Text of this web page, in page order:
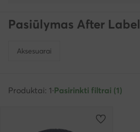
Pasiūlymas After Label
Aksesuarai
Produktai: 1·Pasirinkti filtrai (1)